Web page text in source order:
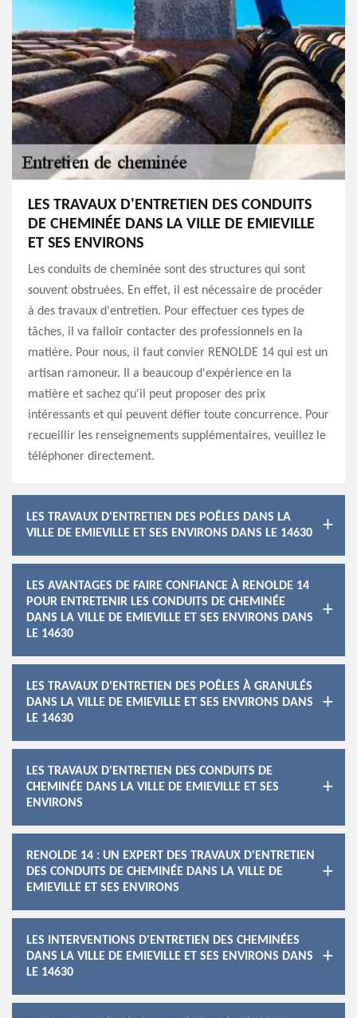
LES TRAVAUX D'ENTRETIEN DES CONDUITS
DE CHEMINÉE DANS LA VILLE DE EMIEVILLE
ET SES ENVIRONS
Les conduits de cheminée sont des structures qui sont
souvent obstruées. En effet, il est nécessaire de procéder
à des travaux d'entretien. Pour effectuer ces types de
tâches, il va falloir contacter des professionnels en la
matière. Pour nous, il faut convier RENOLDE 14 qui est un
artisan ramoneur. Il a beaucoup d'expérience en la
matière et sachez qu'il peut proposer des prix
intéressants et qui peuvent défier toute concurrence. Pour
recueillir les renseignements supplémentaires, veuillez le
téléphoner directement.
LES TRAVAUX D'ENTRETIEN DES POÊLES DANS LA
VILLE DE EMIEVILLE ET SES ENVIRONS DANS LE 14630
LES AVANTAGES DE FAIRE CONFIANCE À RENOLDE 14
POUR ENTRETENIR LES CONDUITS DE CHEMINÉE
DANS LA VILLE DE EMIEVILLE ET SES ENVIRONS DANS
LE 14630
LES TRAVAUX D'ENTRETIEN DES POÊLES À GRANULÉS
DANS LA VILLE DE EMIEVILLE ET SES ENVIRONS DANS
LE 14630
LES TRAVAUX D'ENTRETIEN DES CONDUITS DE
CHEMINÉE DANS LA VILLE DE EMIEVILLE ET SES
ENVIRONS
RENOLDE 14 : UN EXPERT DES TRAVAUX D'ENTRETIEN
DES CONDUITS DE CHEMINÉE DANS LA VILLE DE
EMIEVILLE ET SES ENVIRONS
LES INTERVENTIONS D'ENTRETIEN DES CHEMINÉES
DANS LA VILLE DE EMIEVILLE ET SES ENVIRONS DANS
LE 14630